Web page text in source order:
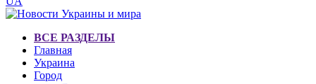
ВСЕ РАЗДЕЛЫ
Главная
Украина
Город